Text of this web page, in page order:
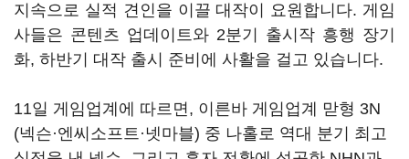
지속으로 실적 견인을 이끌 대작이 요원합니다. 게임
사들은 콘텐츠 업데이트와 2분기 출시작 흥행 장기
화, 하반기 대작 출시 준비에 사활을 걸고 있습니다.
11일 게임업계에 따르면, 이른바 게임업계 맏형 3N
(넥슨·엔씨소프트·넷마블) 중 나홀로 역대 분기 최고